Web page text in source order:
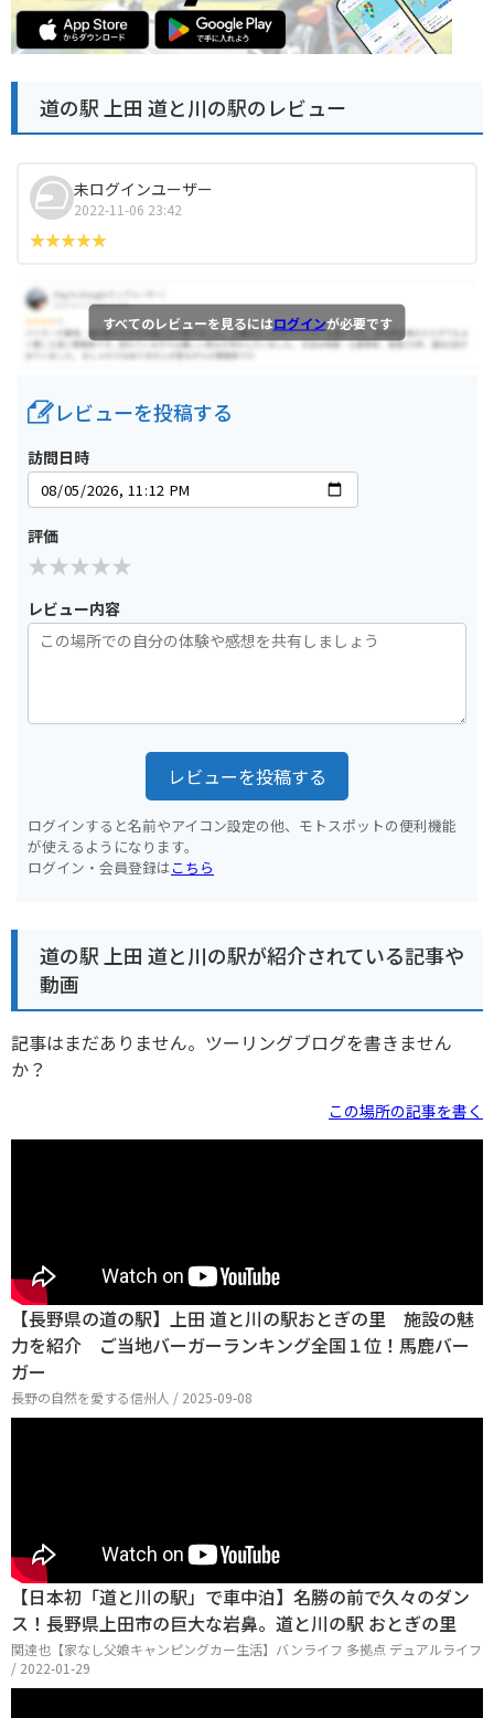
道の駅 上田 道と川の駅のレビュー
未ログインユーザー
2022-11-06 23:42
すべてのレビューを見るにはログインが必要です
レビューを投稿する
訪問日時
評価
レビュー内容
レビューを投稿する
ログインすると名前やアイコン設定の他、モトスポットの便利機能
が使えるようになります。
ログイン・会員登録はこちら
道の駅 上田 道と川の駅が紹介されている記事や
動画
記事はまだありません。ツーリングブログを書きません
か？
この場所の記事を書く
【長野県の道の駅】上田 道と川の駅おとぎの里 施設の魅
力を紹介 ご当地バーガーランキング全国１位！馬鹿バー
ガー
長野の自然を愛する信州人 / 2025-09-08
【日本初「道と川の駅」で車中泊】名勝の前で久々のダン
ス！長野県上田市の巨大な岩鼻。道と川の駅 おとぎの里
関達也【家なし父娘キャンピングカー生活】バンライフ 多拠点 デュアルライフ
/ 2022-01-29